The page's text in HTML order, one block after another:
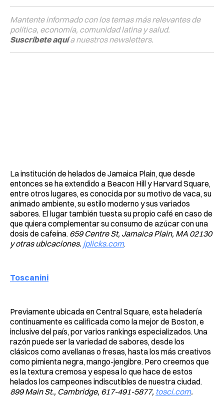
Mantente informado con los temas más relevantes de
política, economía, comunidad latina y salud.
Suscríbete aquía nuestros newsletters.
La institución de helados de Jamaica Plain, que desde
entonces se ha extendido a Beacon Hill y Harvard Square,
entre otros lugares, es conocida por su motivo de vaca, su
animado ambiente, su estilo moderno y sus variados
sabores. El lugar también tuesta su propio café en caso de
que quiera complementar su consumo de azúcar con una
dosis de cafeína. 659 Centre St, Jamaica Plain, MA 02130
y otras ubicaciones. jplicks.com.
Toscanini
Previamente ubicada en Central Square, esta heladería
continuamente es calificada como la mejor de Boston, e
inclusive del país, por varios rankings especializados. Una
razón puede ser la variedad de sabores, desde los
clásicos como avellanas o fresas, hasta los más creativos
como pimienta negra, mango-jengibre. Pero creemos que
es la textura cremosa y espesa lo que hace de estos
helados los campeones indiscutibles de nuestra ciudad.
899 Main St., Cambridge, 617-491-5877, tosci.com.